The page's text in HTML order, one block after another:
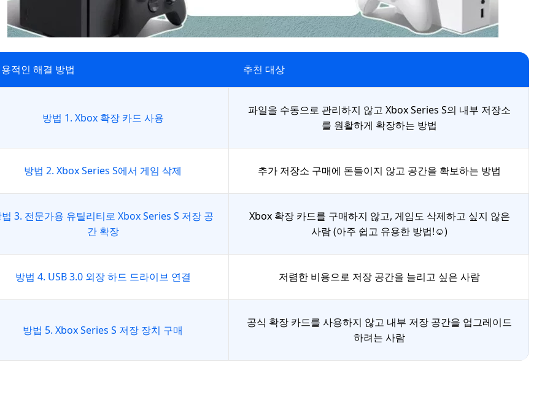
적인 해결 방법 추천 대상
방법 1. Xbox 확장 카드 사용
파일을 수동으로 관리하지 않고 Xbox Series S의 내부 저장소
를 원활하게 확장하는 방법
방법 2. Xbox Series S에서 게임 삭제 추가 저장소 구매에 돈들이지 않고 공간을 확보하는 방법
3. 전문가용 유틸리티로 Xbox Series S 저장 공
간 확장
Xbox 확장 카드를 구매하지 않고, 게임도 삭제하고 싶지 않은
사람 (아주 쉽고 유용한 방법!☺️)
방법 4. USB 3.0 외장 하드 드라이브 연결 저렴한 비용으로 저장 공간을 늘리고 싶은 사람
방법 5. Xbox Series S 저장 장치 구매
공식 확장 카드를 사용하지 않고 내부 저장 공간을 업그레이드
하려는 사람